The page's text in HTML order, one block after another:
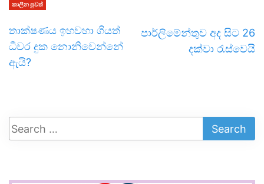
කාලීන පුවත්
තාක්ෂණය ඉහවහා ගියත්
ධීවර දුක නොනිවෙන්නේ
ඇයි?
පාර්ලිමේන්තුව අද සිට 26
දක්වා රැස්වෙයි